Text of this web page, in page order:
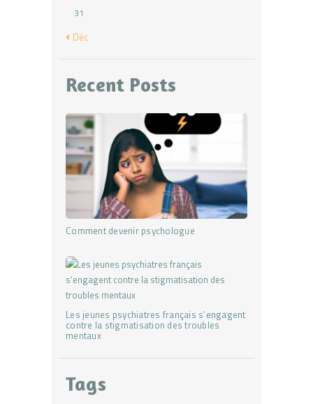
31
« Déc
Recent Posts
Comment devenir psychologue
Les jeunes psychiatres français s’engagent
contre la stigmatisation des troubles
mentaux
Tags